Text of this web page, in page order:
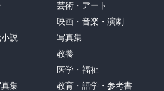
説
集
芸術・アート
映画・音楽・演劇
写真集
教養
医学・福祉
教育・語学・参考書